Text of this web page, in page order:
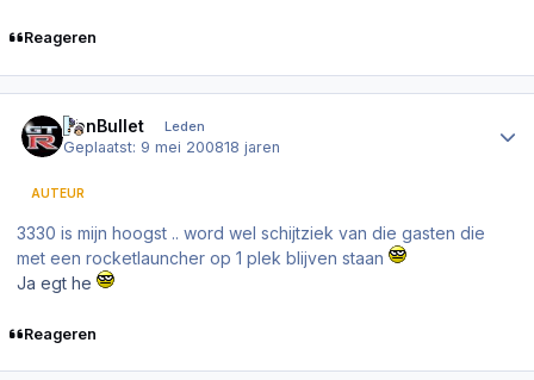
Reageren
IronBullet Leden
Geplaatst: 9 mei 200818 jaren
AUTEUR
3330 is mijn hoogst .. word wel schijtziek van die gasten die
met een rocketlauncher op 1 plek blijven staan
Ja egt he
Reageren